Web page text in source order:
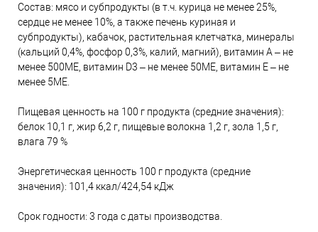
Состав: мясо и субпродукты (в т.ч. курица не менее 25%,
сердце не менее 10%, а также печень куриная и
субпродукты), кабачок, растительная клетчатка, минералы
(кальций 0,4%, фосфор 0,3%, калий, магний), витамин А – не
менее 500МЕ, витамин D3 – не менее 50ME, витамин Е – не
менее 5МЕ.
Пищевая ценность на 100 г продукта (средние значения):
белок 10,1 г, жир 6,2 г, пищевые волокна 1,2 г, зола 1,5 г,
влага 79 %
Энергетическая ценность 100 г продукта (средние
значения): 101,4 ккал/424,54 кДж
Срок годности: 3 года с даты производства.